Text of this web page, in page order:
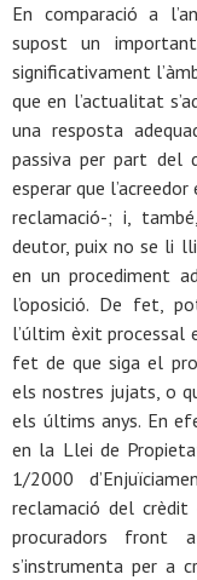
En comparació a
supost un
significativament
que en l’actualitat
una resposta
passiva per part del
esperar que
reclamació-; i,
deutor, puix no se li
en un procediment
l’oposició. De fet,
l’últim èxit processal
fet de que siga el
els nostres jujats, o
els últims anys. En
en la Llei de
1/2000
reclamació del
procuradors front
s’instrumenta per a